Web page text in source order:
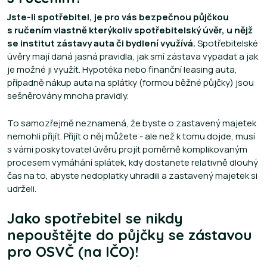
Jste-li spotřebitel, je pro vás bezpečnou půjčkou
s ručením vlastně kterýkoliv spotřebitelský úvěr, u nějž
se institut zástavy auta či bydlení využívá.Spotřebitelské
úvěry mají daná jasná pravidla, jak smí zástava vypadat a jak
je možné ji využít. Hypotéka nebo finanční leasing auta,
případně nákup auta na splátky (formou běžné půjčky) jsou
sešněrovány mnoha pravidly.
To samozřejmě neznamená, že byste o zastavený majetek
nemohli přijít. Přijít o něj můžete - ale než k tomu dojde, musí
s vámi poskytovatel úvěru projít poměrně komplikovaným
procesem vymáhání splátek, kdy dostanete relativně dlouhý
čas na to, abyste nedoplatky uhradili a zastavený majetek si
udrželi.
Jako spotřebitel se nikdy
nepouštějte do půjčky se zástavou
pro OSVČ (na IČO)!